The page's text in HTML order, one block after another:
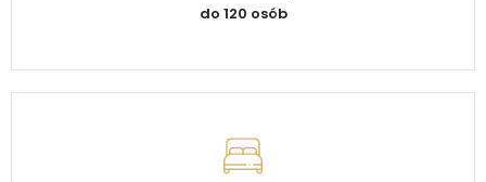
do 120 osób